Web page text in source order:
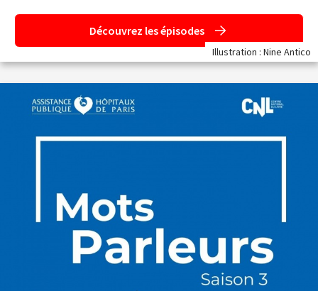
Découvrez les épisodes
Illustration : Nine Antico